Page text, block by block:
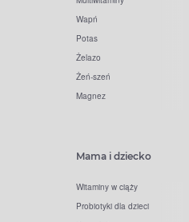
Wapń
Potas
Żelazo
Żeń-szeń
Magnez
Mama i dziecko
Witaminy w ciąży
Probiotyki dla dzieci